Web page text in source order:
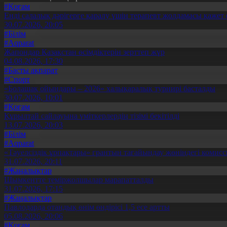
#Қоғам
Енді салалық дәрігерге қаралу үшін терапевт жолдамасы қажет
30.07.2026, 20:05
#Білім
#Aqparat
Жапондар Қазақстан өсімдіктерін зерттеп жүр
04.08.2026, 17:30
#Басты ақпарат
#Спорт
«Болашақ ойындары – 2026» халықаралық турнирі басталды
30.07.2026, 10:01
#Қоғам
Құрылтай сайлауына үміткерлердің тізімі бекітілді
13.07.2026, 20:03
#Білім
#Aqparat
«Тәуелсіздік ұрпақтары» грантын тағайындау жөніндегі
31.07.2026, 20:11
#Жаңалықтар
Шымкентте теміржолшылар марапатталды
31.07.2026, 17:15
#Жаңалықтар
Павлодарда отандық өнім өндірісі 1,5 есе артты
05.08.2026, 20:06